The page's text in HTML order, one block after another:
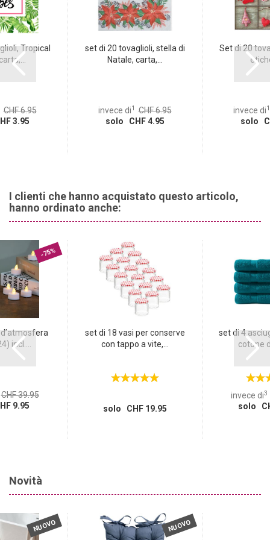
Tropical
CHF 6.95
3.95
set di 20 tovaglioli, stella di
Natale, carta,...
invece di1 CHF 6.95
solo CHF 4.95
Set di 20
invece di1
solo
I clienti che hanno acquistato questo articolo,
hanno ordinato anche:
-75%
incl....
CHF 39.95
9.95
set di 18 vasi per conserve
con tappo a vite,...
solo CHF 19.95
set di 4
cotone
invece di3
solo
Novità
NUOVO NUOVO